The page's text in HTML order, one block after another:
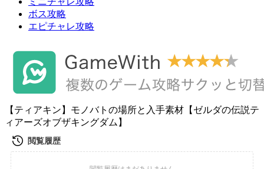
ボス攻略
エピチャレ攻略
【ティアキン】モノバトの場所と入手素材【ゼルダの伝説テ
ィアーズオブザキングダム】